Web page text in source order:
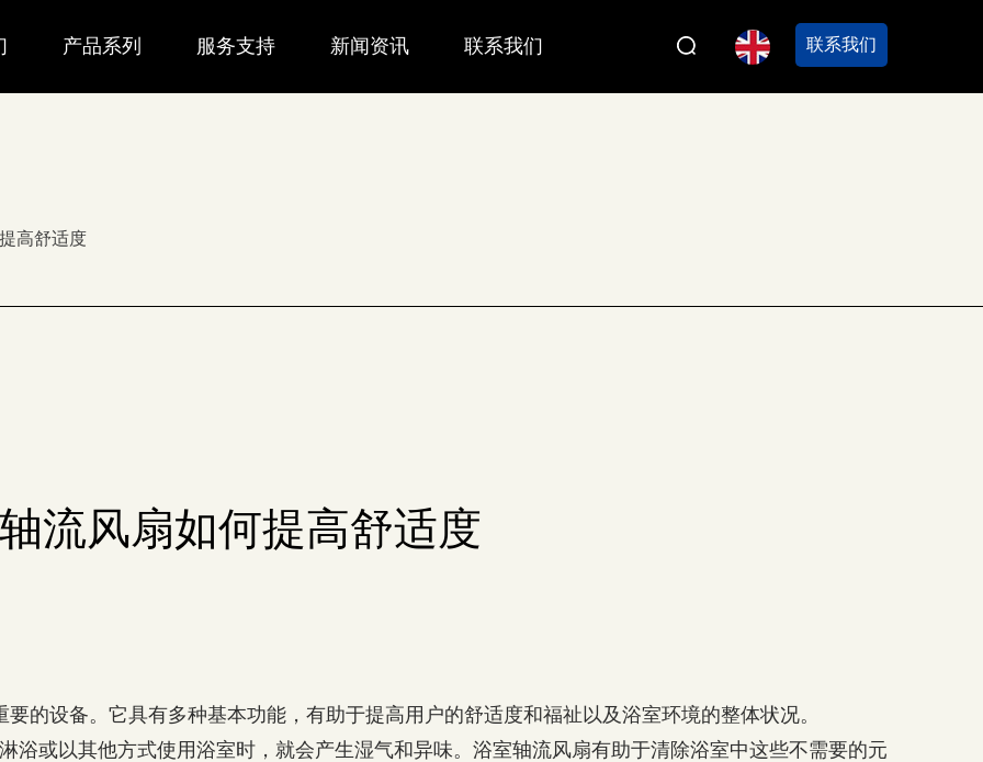
产品系列 服务支持 新闻资讯 联系我们 联系我们
高舒适度
流风扇如何提高舒适度
的设备。它具有多种基本功能，有助于提高用户的舒适度和福祉以及浴室环境的整体状况。
浴或以其他方式使用浴室时，就会产生湿气和异味。浴室轴流风扇有助于清除浴室中这些不需要的元